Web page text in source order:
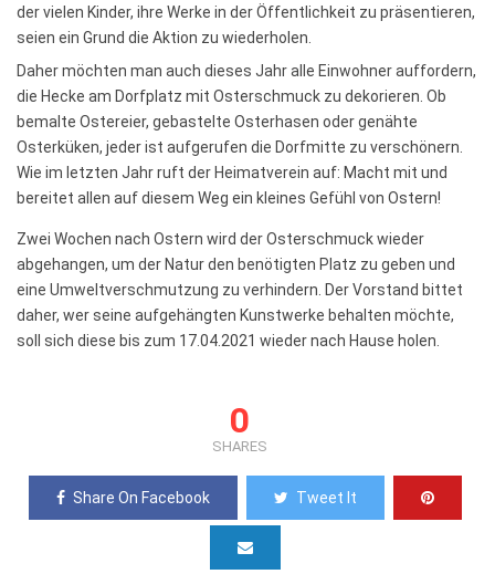
der vielen Kinder, ihre Werke in der Öffentlichkeit zu präsentieren,
seien ein Grund die Aktion zu wiederholen.
Daher möchten man auch dieses Jahr alle Einwohner auffordern,
die Hecke am Dorfplatz mit Osterschmuck zu dekorieren. Ob
bemalte Ostereier, gebastelte Osterhasen oder genähte
Osterküken, jeder ist aufgerufen die Dorfmitte zu verschönern.
Wie im letzten Jahr ruft der Heimatverein auf: Macht mit und
bereitet allen auf diesem Weg ein kleines Gefühl von Ostern!
Zwei Wochen nach Ostern wird der Osterschmuck wieder
abgehangen, um der Natur den benötigten Platz zu geben und
eine Umweltverschmutzung zu verhindern. Der Vorstand bittet
daher, wer seine aufgehängten Kunstwerke behalten möchte,
soll sich diese bis zum 17.04.2021 wieder nach Hause holen.
0
SHARES
Share On Facebook Tweet It